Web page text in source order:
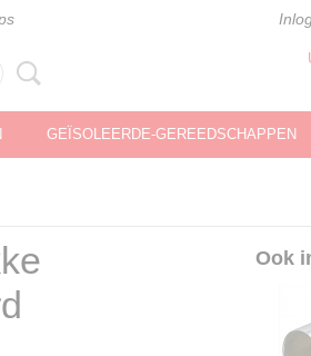
GEÏSOLEERDE-GEREEDSCHAPPEN
Ook